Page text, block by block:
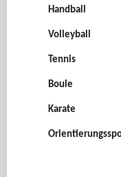
Handball
Volleyball
Tennis
Boule
Karate